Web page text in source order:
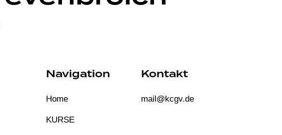
Navigation
Home
KURSE
Kontakt
mail@kcgv.de